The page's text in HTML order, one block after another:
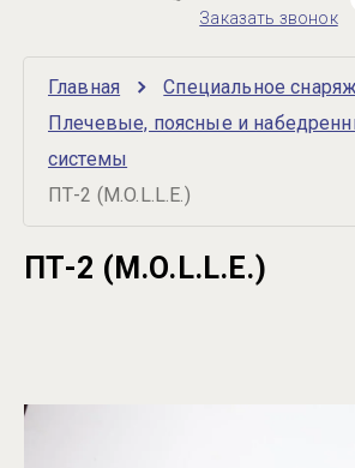
Заказать звонок
Главная
Специальное
Плечевые, поясные и
системы
ПТ-2 (M.O.L.L.E.)
ПТ-2 (M.O.L.L.E.)